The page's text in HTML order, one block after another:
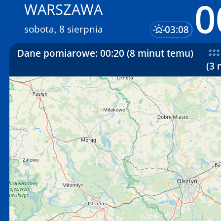
WARSZAWA
sobota, 8 sierpnia 03:08
Dane pomiarowe:00:20 (8 minut temu)
(3